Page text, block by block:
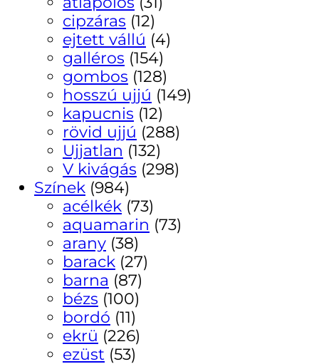
cipzáras (12)
ejtett vállú (4)
galléros (154)
gombos (128)
hosszú ujjú (149)
kapucnis (12)
rövid ujjú (288)
Ujjatlan (132)
V kivágás (298)
Színek (984)
acélkék (73)
aquamarin (73)
arany (38)
barack (27)
barna (87)
bézs (100)
bordó (11)
ekrü (226)
ezüst (53)